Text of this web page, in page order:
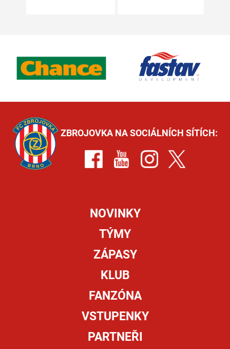
ZBROJOVKA NA SOCIÁLNÍCH SÍTÍCH:
NOVINKY
TÝMY
ZÁPASY
KLUB
FANZÓNA
VSTUPENKY
PARTNEŘI